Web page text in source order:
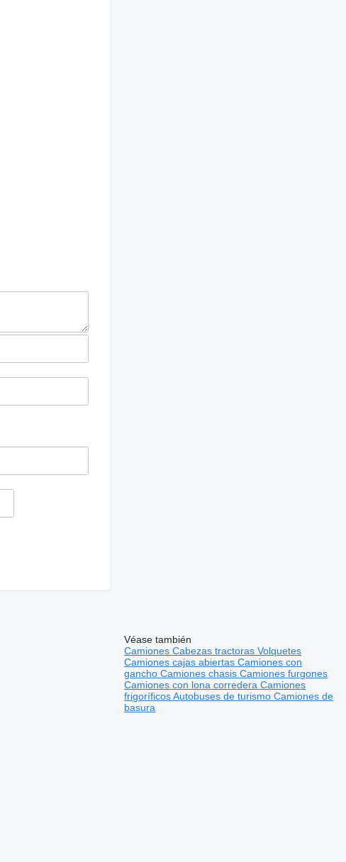
Véase también
CamionesCabezas tractorasVolquetes
Camiones cajas abiertasCamiones con
ganchoCamiones chasisCamiones furgones
Camiones con lona correderaCamiones
frigoríficosAutobuses de turismoCamiones de
basura